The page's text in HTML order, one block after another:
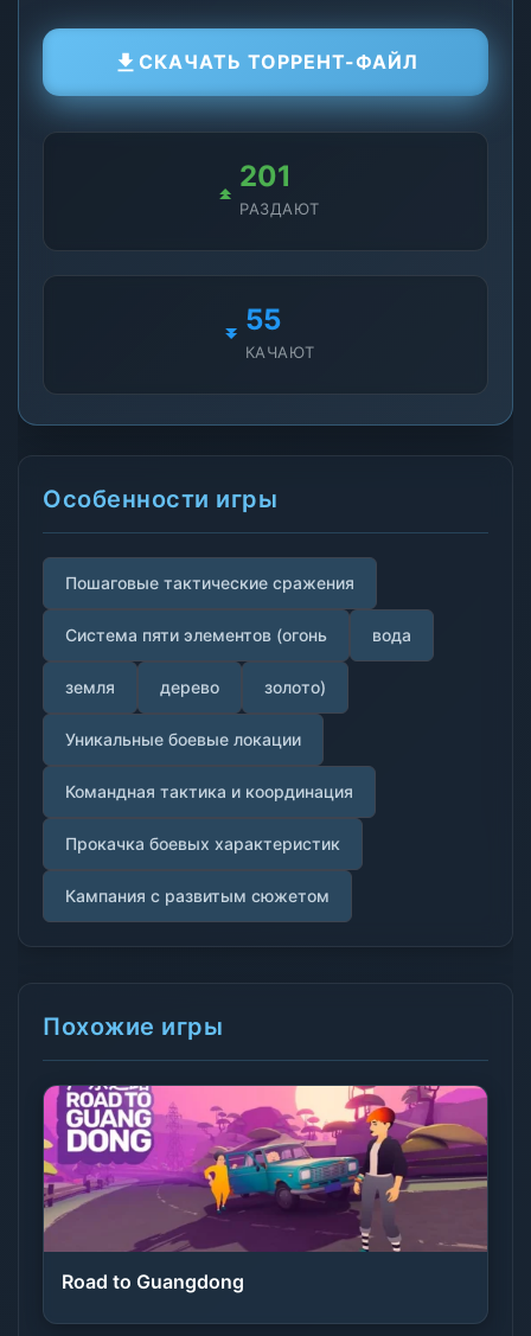
СКАЧАТЬ ТОРРЕНТ-ФАЙЛ
201
РАЗДАЮТ
55
КАЧАЮТ
Особенности игры
Пошаговые тактические сражения
Система пяти элементов (огонь вода
земля дерево золото)
Уникальные боевые локации
Командная тактика и координация
Прокачка боевых характеристик
Кампания с развитым сюжетом
Похожие игры
Road to Guangdong